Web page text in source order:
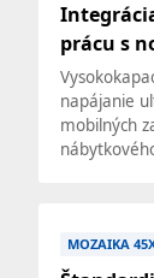
prácu s
napájanie
mobilných
MOZAIKA